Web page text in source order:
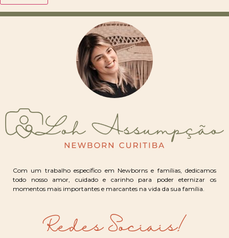
Com um trabalho específico em Newborns e famílias, dedicamos
todo nosso amor, cuidado e carinho para poder eternizar os
momentos mais importantes e marcantes na vida da sua família.
Redes Sociais!